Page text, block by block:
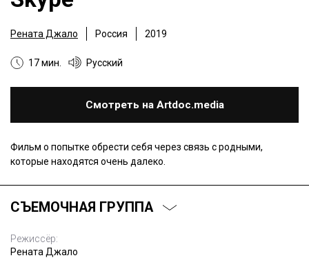
Рената Джало Россия 2019
17 мин. Русский
Смотреть на Artdoc.media
Фильм о попытке обрести себя через связь с родными,
которые находятся очень далеко.
СЪЕМОЧНАЯ ГРУППА
Режиссёр:
Рената Джало